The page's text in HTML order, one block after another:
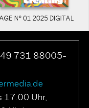
N° 01 2025 DIGITAL
731 88005-
17.00 Uhr,